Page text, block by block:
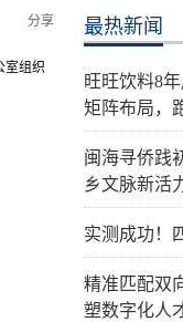
分享
室组织
最热新闻
旺旺饮料8
矩阵布局，
闽海寻侨践
乡文脉新活
实测成功！
精准匹配双
塑数字化人